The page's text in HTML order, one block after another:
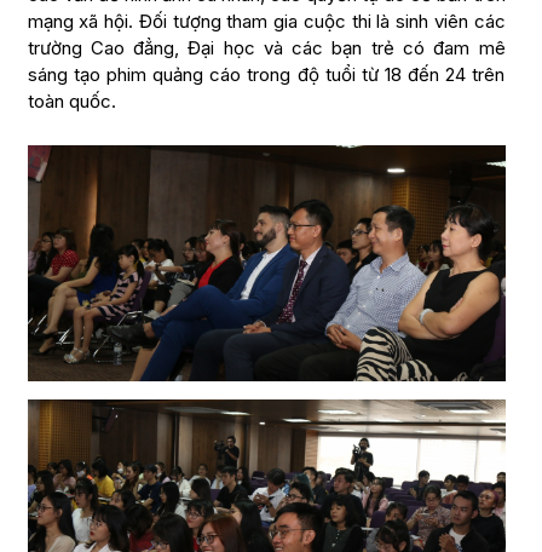
mạng xã hội. Đối tượng tham gia cuộc thi là sinh viên các
trường Cao đẳng, Đại học và các bạn trẻ có đam mê
sáng tạo phim quảng cáo trong độ tuổi từ 18 đến 24 trên
toàn quốc.